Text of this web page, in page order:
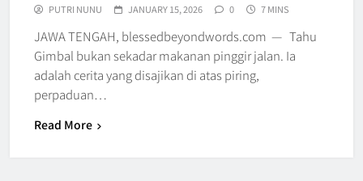
PUTRI NUNU JANUARY 15, 2026 0 7 MINS
JAWA TENGAH, blessedbeyondwords.com — Tahu
Gimbal bukan sekadar makanan pinggir jalan. Ia
adalah cerita yang disajikan di atas piring,
perpaduan…
Read More